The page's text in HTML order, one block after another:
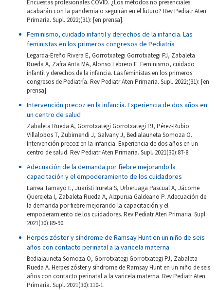
Encuestas profesionales COVID. ¿Los métodos no presenciales
acabarán con la pandemia o seguirán en el futuro? Rev Pediatr Aten
Primaria. Supl. 2022;(31): [en prensa].
Feminismo, cuidado infantil y derechos de la infancia. Las
feministas en los primeros congresos de Pediatría
Legarda-Ereño Rivera E, Gorrotxategi Gorrotxategi PJ, Zabaleta
Rueda A, Zafra Anta MA, Alonso Lebrero E. Feminismo, cuidado
infantil y derechos de la infancia. Las feministas en los primeros
congresos de Pediatría. Rev Pediatr Aten Primaria. Supl. 2022;(31): [en
prensa].
Intervención precoz en la infancia. Experiencia de dos años en
un centro de salud
Zabaleta Rueda A, Gorrotxategi Gorrotxategi PJ, Pérez-Rubio
Villalobos T, Zubimendi J, Galvany J, Bedialauneta Somoza O.
Intervención precoz en la infancia. Experiencia de dos años en un
centro de salud. Rev Pediatr Aten Primaria. Supl. 2021(30):87-8.
Adecuación de la demanda por fiebre mejorando la
capacitación y el empoderamiento de los cuidadores
Larrea Tamayo E, Juaristi Irureta S, Urberuaga Pascual A, Jácome
Querejeta I, Zabaleta Rueda A, Aizpurua Galdeano P. Adecuación de
la demanda por fiebre mejorando la capacitación y el
empoderamiento de los cuidadores. Rev Pediatr Aten Primaria. Supl.
2021(30):89-90.
Herpes zóster y síndrome de Ramsay Hunt en un niño de seis
años con contacto perinatal a la varicela materna
Bedialauneta Somoza O, Gorrotxategi Gorrotxategi PJ, Zabaleta
Rueda A. Herpes zóster y síndrome de Ramsay Hunt en un niño de seis
años con contacto perinatal a la varicela materna. Rev Pediatr Aten
Primaria. Supl. 2021(30):110-1.